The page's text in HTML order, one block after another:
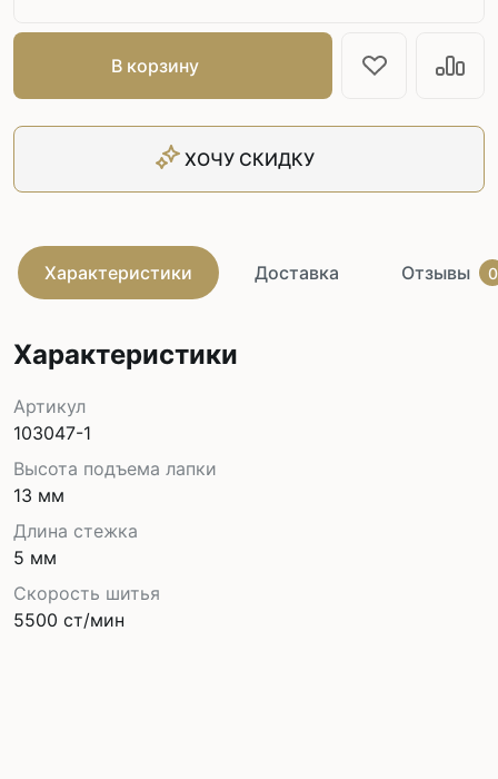
В корзину
ХОЧУ СКИДКУ
Характеристики Доставка Отзывы 0
Характеристики
Артикул
103047-1
Высота подъема лапки
13 мм
Длина стежка
5 мм
Скорость шитья
5500 ст/мин